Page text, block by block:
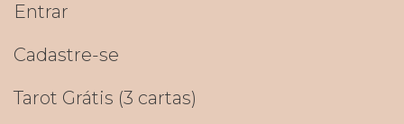
Entrar
Cadastre-se
Tarot Grátis (3 cartas)